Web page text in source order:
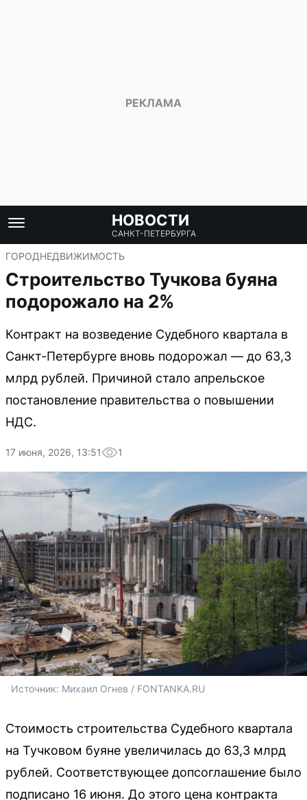
НОВОСТИ
САНКТ-ПЕТЕРБУРГА
ГОРОДНЕДВИЖИМОСТЬ
Строительство Тучкова буяна
подорожало на 2%
Контракт на возведение Судебного квартала в
Санкт-Петербурге вновь подорожал — до 63,3
млрд рублей. Причиной стало апрельское
постановление правительства о повышении
НДС.
17 июня, 2026, 13:51 1
Источник: Михаил Огнев / FONTANKA.RU
Стоимость строительства Судебного квартала
на Тучковом буяне увеличилась до 63,3 млрд
рублей. Соответствующее допсоглашение было
подписано 16 июня. До этого цена контракта